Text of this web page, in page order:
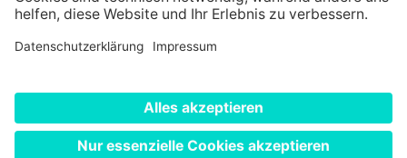
Partner werden
Impressum
Nutzungsbedingungen
Cookie Einstellungen